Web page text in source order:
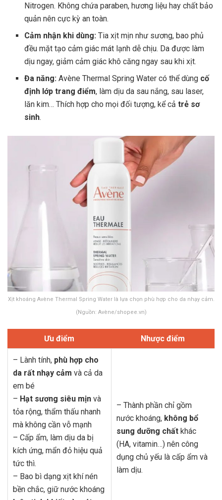
Nitrogen. Không chứa paraben, hương liệu hay chất bảo
quản nên cực kỳ an toàn.
Cảm nhận khi dùng: Tia xịt mịn như sương, bao phủ
đều mặt tạo cảm giác mát lạnh dễ chịu. Da được làm
dịu ngay, giảm cảm giác khô căng ngay sau khi xịt.
Đa năng: Avène Thermal Spring Water có thể dùng cố
định lớp trang điểm, làm dịu da sau nắng, sau laser,
lăn kim… Thích hợp cho mọi đối tượng, kể cảtrẻ sơ
sinh.
Xịt khoáng Avène Thermal Spring Water là lựa chọn phù hợp cho da nhạy cảm.
(Nguồn: Avène/shopee.vn)
Ưu điểm Nhược điểm
– Lành tính, phù hợp cho
da rất nhạy cảm và cả da
em bé
– Hạt sương siêu mịn và
tỏa rộng, thẩm thấu nhanh
mà không cần vỗ mạnh
– Cấp ẩm, làm dịu da bị
kích ứng, mẩn đỏ hiệu quả
tức thì.
– Bao bì dạng xịt khí nén
bền chắc, giữ nước khoáng
– Thành phần chỉ gồm
nước khoáng, không bổ
sung dưỡng chất khác
(HA, vitamin…) nên công
dụng chủ yếu là cấp ẩm và
làm dịu.